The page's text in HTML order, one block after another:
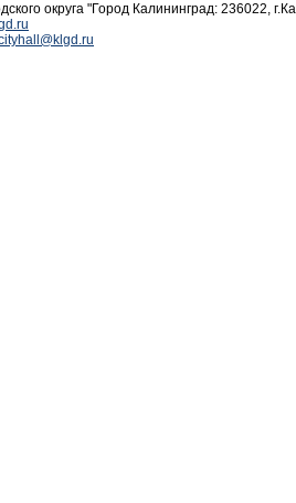
округа "Город Калининград: 236022,